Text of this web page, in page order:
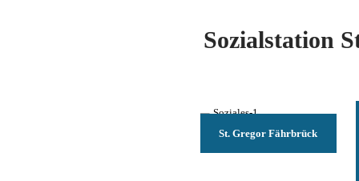
Sozialstation
St. Gregor Fährbrück